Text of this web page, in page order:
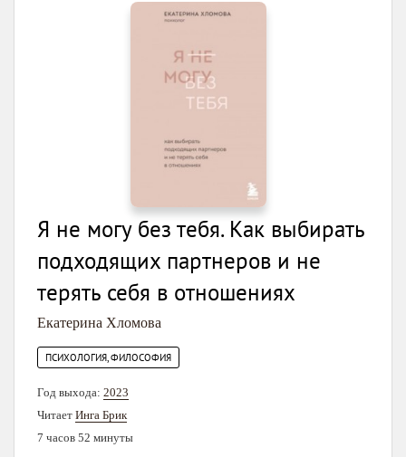
Я не могу без тебя. Как выбирать
подходящих партнеров и не
терять себя в отношениях
Екатерина Хломова
ПСИХОЛОГИЯ, ФИЛОСОФИЯ
Год выхода: 2023
Читает Инга Брик
7 часов 52 минуты